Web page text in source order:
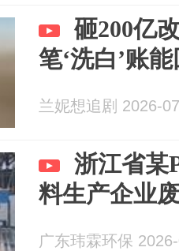
砸200亿
笔‘洗白’账
兰妮想追剧 2026-
浙江省某
料生产企业
广东玮霖环保